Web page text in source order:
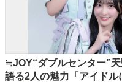
≒JOY“ダブルセンター”
語る2人の魅力「アイドル